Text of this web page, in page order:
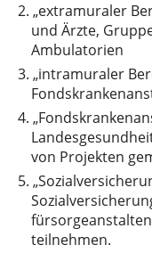
2. „extramuraler
und Ärzte,
Ambulatorien
3. „intramuraler
4.
von Projekten
5.
teilnehmen.